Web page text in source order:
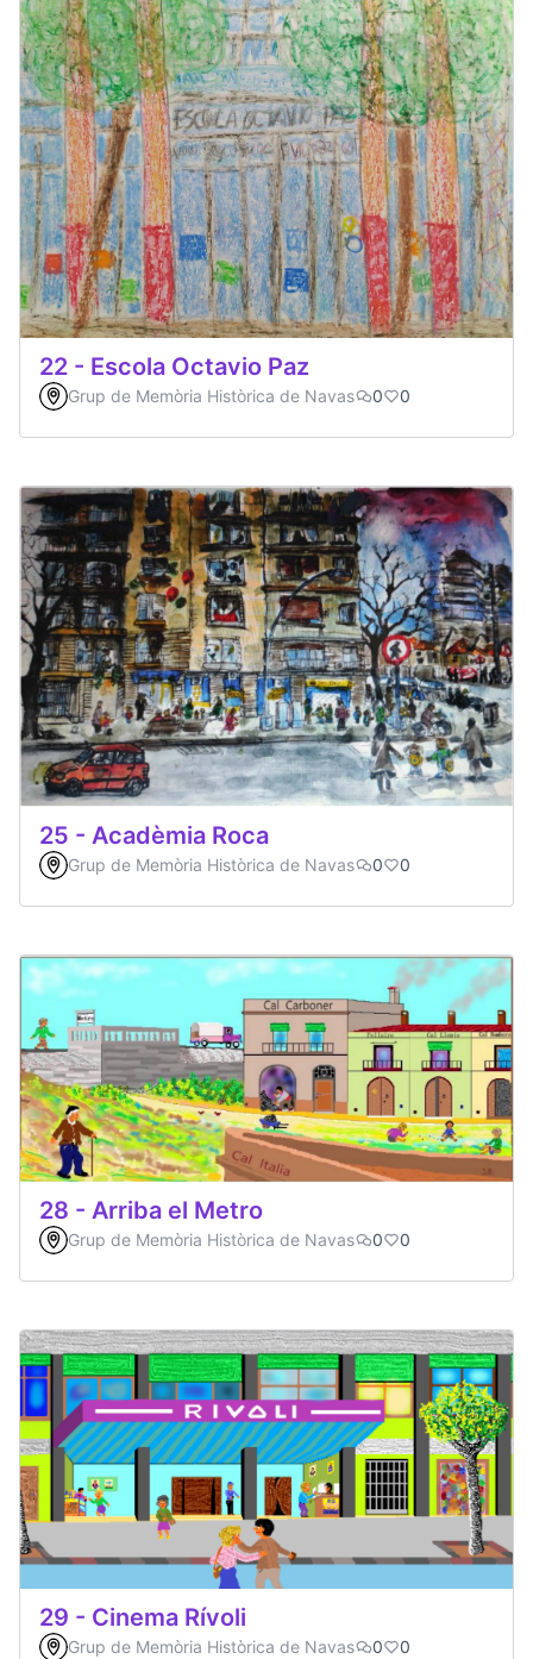
22 - Escola Octavio Paz
Grup de Memòria Històrica de Navas 0 0
25 - Acadèmia Roca
Grup de Memòria Històrica de Navas 0 0
28 - Arriba el Metro
Grup de Memòria Històrica de Navas 0 0
29 - Cinema Rívoli
Grup de Memòria Històrica de Navas 0 0